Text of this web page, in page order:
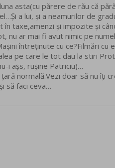
asta(cu părere de rău că
a lui, și a neamurilor de
taxe,amenzi și impozite și
ar mai fi avut nimic pe
întreținute cu ce?Filmări cu
pe care le tot dau la stiri
i așs, rușine Patriciu)…
normală.Vezi doar să nu îți
să faci ceva…